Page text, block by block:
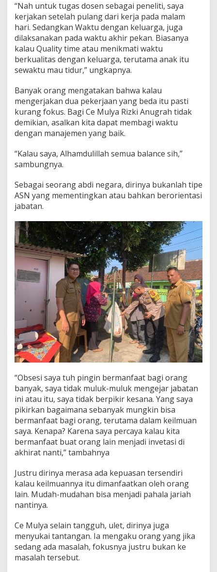
“Nah untuk tugas dosen sebagai peneliti, saya
kerjakan setelah pulang dari kerja pada malam
hari. Sedangkan Waktu dengan keluarga, juga
dilaksanakan pada waktu akhir pekan. Biasanya
kalau Quality time atau menikmati waktu
berkualitas dengan keluarga, terutama anak itu
sewaktu mau tidur,” ungkapnya.
Banyak orang mengatakan bahwa kalau
mengerjakan dua pekerjaan yang beda itu pasti
kurang fokus. Bagi Ce Mulya Rizki Anugrah tidak
demikian, asalkan kita dapat membagi waktu
dengan manajemen yang baik.
“Kalau saya, Alhamdulillah semua balance sih,”
sambungnya.
Sebagai seorang abdi negara, dirinya bukanlah tipe
ASN yang mementingkan atau bahkan berorientasi
jabatan.
“Obsesi saya tuh pingin bermanfaat bagi orang
banyak, saya tidak muluk-muluk mengejar jabatan
ini atau itu, saya tidak berpikir kesana. Yang saya
pikirkan bagaimana sebanyak mungkin bisa
bermanfaat bagi orang, terutama dalam keilmuan
saya. Kenapa? Karena saya percaya kalau kita
bermanfaat buat orang lain menjadi invetasi di
akhirat nanti,” tambahnya
Justru dirinya merasa ada kepuasan tersendiri
kalau keilmuannya itu dimanfaatkan oleh orang
lain. Mudah-mudahan bisa menjadi pahala jariah
nantinya.
Ce Mulya selain tangguh, ulet, dirinya juga
menyukai tantangan. Ia mengaku orang yang jika
sedang ada masalah, fokusnya justru bukan ke
masalah tersebut.